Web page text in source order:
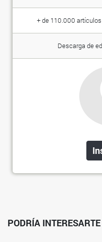
+ de 110.000
Descarga de
PODRÍA INTERESARTE